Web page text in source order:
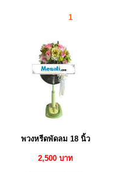
1
พวงหรีดพัดลม 18 นิ้ว
2,500 บาท